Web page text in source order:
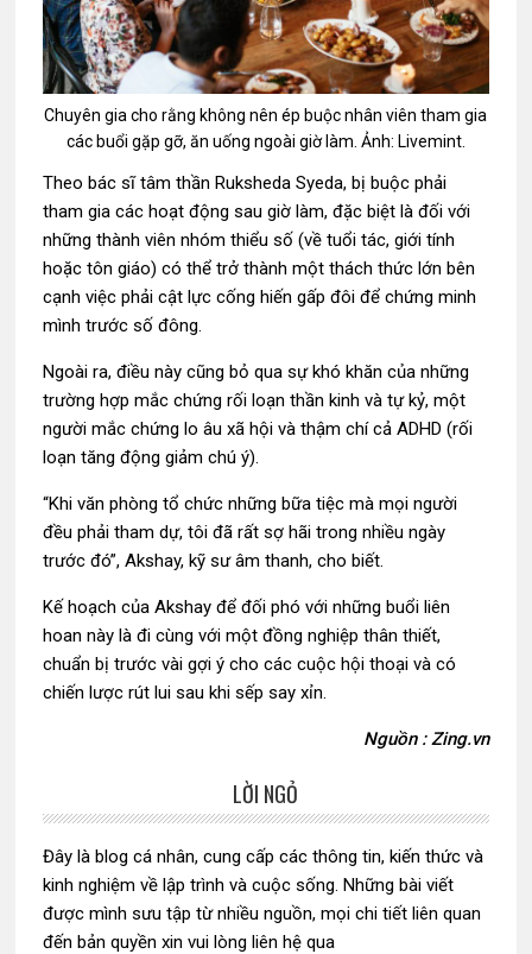
Chuyên gia cho rằng không nên ép buộc nhân viên tham gia
các buổi gặp gỡ, ăn uống ngoài giờ làm. Ảnh: Livemint.
Theo bác sĩ tâm thần Ruksheda Syeda, bị buộc phải
tham gia các hoạt động sau giờ làm, đặc biệt là đối với
những thành viên nhóm thiểu số (về tuổi tác, giới tính
hoặc tôn giáo) có thể trở thành một thách thức lớn bên
cạnh việc phải cật lực cống hiến gấp đôi để chứng minh
mình trước số đông.
Ngoài ra, điều này cũng bỏ qua sự khó khăn của những
trường hợp mắc chứng rối loạn thần kinh và tự kỷ, một
người mắc chứng lo âu xã hội và thậm chí cả ADHD (rối
loạn tăng động giảm chú ý).
“Khi văn phòng tổ chức những bữa tiệc mà mọi người
đều phải tham dự, tôi đã rất sợ hãi trong nhiều ngày
trước đó”, Akshay, kỹ sư âm thanh, cho biết.
Kế hoạch của Akshay để đối phó với những buổi liên
hoan này là đi cùng với một đồng nghiệp thân thiết,
chuẩn bị trước vài gợi ý cho các cuộc hội thoại và có
chiến lược rút lui sau khi sếp say xỉn.
Nguồn : Zing.vn
chính
LỜI NGỎ
Đây là blog cá nhân, cung cấp các thông tin, kiến thức và
kinh nghiệm về lập trình và cuộc sống. Những bài viết
được mình sưu tập từ nhiều nguồn, mọi chi tiết liên quan
đến bản quyền xin vui lòng liên hệ qua